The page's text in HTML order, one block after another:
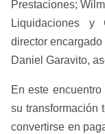
Prestaciones;
Liquidaciones y
director
Daniel Garavito,
En este
su transformación
convertirse en